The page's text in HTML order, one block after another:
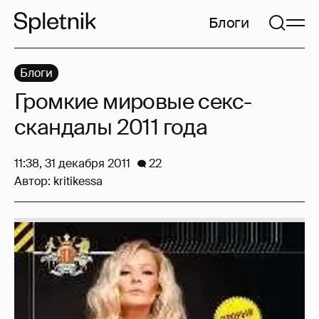
Блоги
Блоги
Громкие мировые секс-
скандалы 2011 года
11:38, 31 декабря 2011
22
Автор: kritikessa